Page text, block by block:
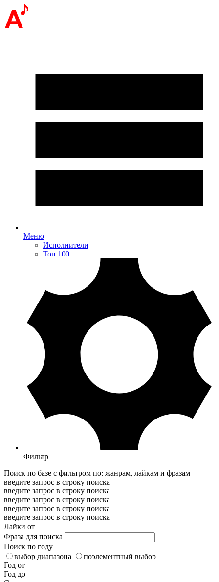
Меню
Исполнители
Топ 100
Фильтр
Поиск по базе с фильтром по: жанрам, лайкам и фразам
введите запрос в строку поиска
введите запрос в строку поиска
введите запрос в строку поиска
введите запрос в строку поиска
введите запрос в строку поиска
Лайки от
Фраза для поиска
Поиск по году
выбор диапазона
поэлементный выбор
Год от
Год до